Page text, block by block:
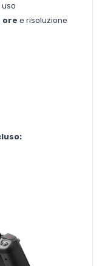
ore e risoluzione